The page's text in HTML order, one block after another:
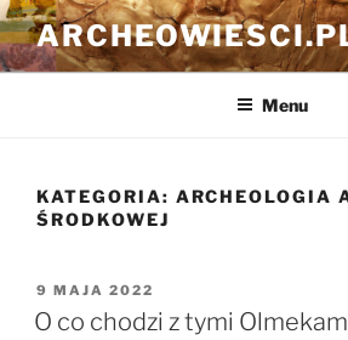
Przejdź
do
treści
Menu
KATEGORIA: ARCHEOLOGIA
ŚRODKOWEJ
OPUBLIKOWANE
W
9 MAJA 2022
O co chodzi z tymi